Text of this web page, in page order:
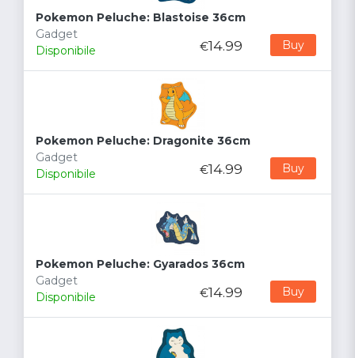
Pokemon Peluche: Blastoise 36cm
Gadget
Disponibile
€14.99 Buy
Pokemon Peluche: Dragonite 36cm
Gadget
Disponibile
€14.99 Buy
Pokemon Peluche: Gyarados 36cm
Gadget
Disponibile
€14.99 Buy